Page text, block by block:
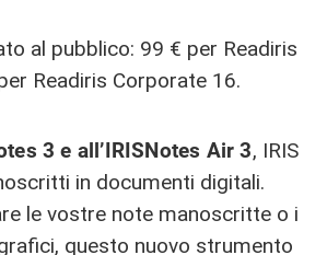
al pubblico: 99 € per Readiris
Readiris Corporate 16.
3 e all’IRISNotes Air 3, IRIS
in documenti digitali.
le vostre note manoscritte o i
questo nuovo strumento